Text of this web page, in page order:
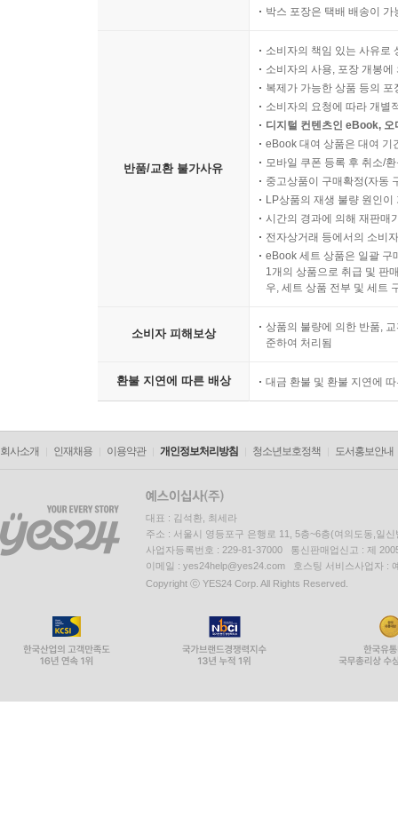
박스 포장은 택배 배송이
반품/교환 불가사유
소비자의 책임 있는 사유로
소비자의 사용, 포장 개봉
복제가 가능한 상품 등의
소비자의 요청에 따라 개별
디지털 컨텐츠인 eBook,
eBook 대여 상품은 대여 기
모바일 쿠폰 등록 후 취소/
중고상품이 구매확정(자동
LP상품의 재생 불량 원인
시간의 경과에 의해 재판매
전자상거래 등에서의 소비
eBook 세트 상품은 일괄 구
1개의 상품으로 취급 및 판
우, 세트 상품 전부 및 세트
소비자 피해보상
상품의 불량에 의한 반품,
준하여 처리됨
환불 지연에 따른 배상 대금 환불 및 환불 지연에
회사소개 인재채용 이용약관 개인정보처리방침 청소년보호정책 도서홍보안내
대표 : 김석환, 최세라
주소 : 서울시 영등포구 은행로 11, 5층~6층(여의도동,일신
사업자등록번호 : 229-81-37000 통신판매업신고 : 제
이메일 : yes24help@yes24.com 호스팅 서비스사업자 :
Copyright ⓒ YES24 Corp. All Rights Reserved.